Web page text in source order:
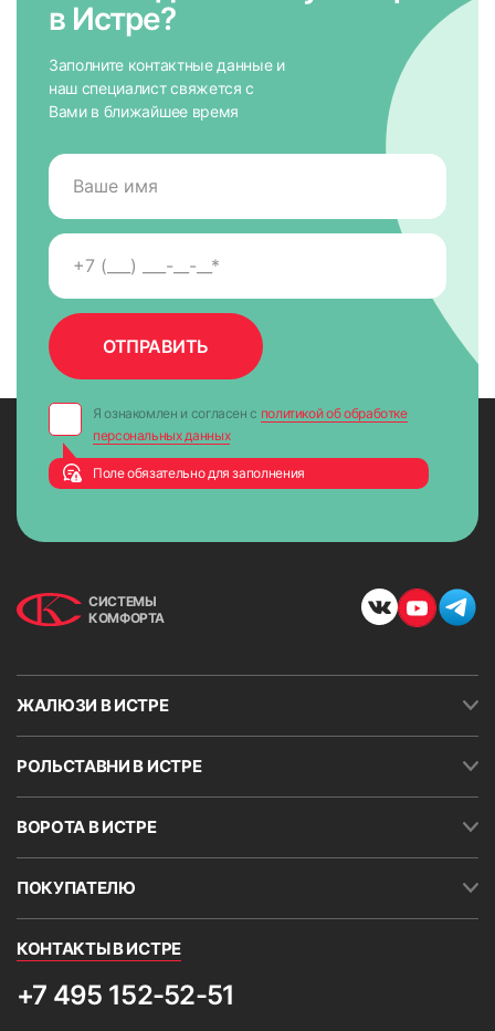
в Истре?
Заполните контактные данные и
наш специалист свяжется с
Вами в ближайшее время
Я ознакомлен и согласен с политикой об обработке
персональных данных
Поле обязательно для заполнения
СИСТЕМЫ
КОМФОРТА
ЖАЛЮЗИ В ИСТРЕ
РОЛЬСТАВНИ В ИСТРЕ
ВОРОТА В ИСТРЕ
ПОКУПАТЕЛЮ
КОНТАКТЫ В ИСТРЕ
+7 495 152-52-51